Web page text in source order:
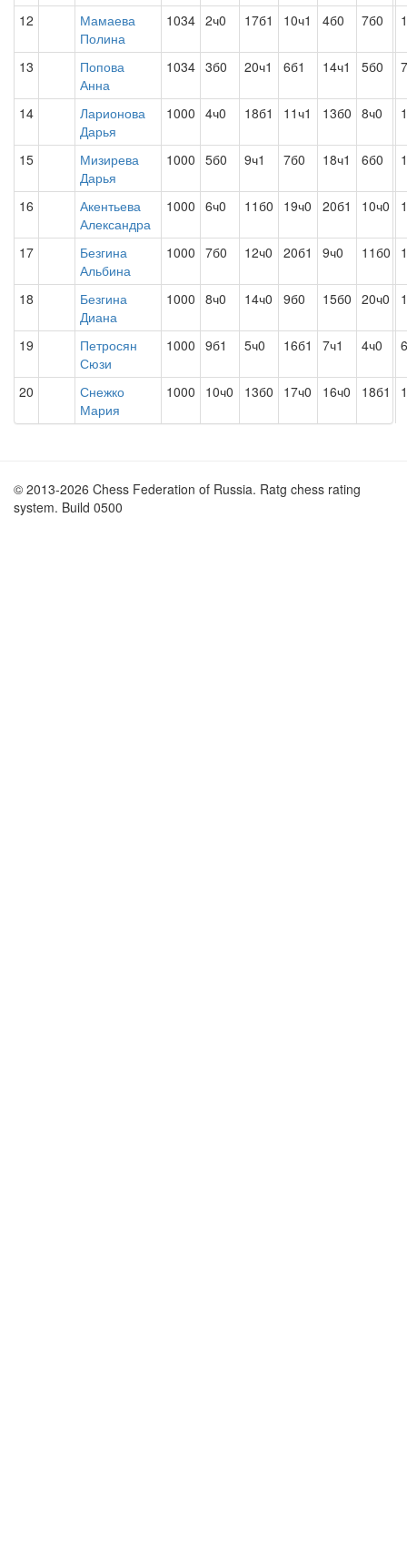
12
Мамаева
Полина
1034 2ч0 17б1 10ч1 4б0 7б0
13
Попова
Анна
1034 3б0 20ч1 6б1 14ч1 5б0
14
Ларионова
Дарья
1000 4ч0 18б1 11ч1 13б0 8ч0
15
Мизирева
Дарья
1000 5б0 9ч1 7б0 18ч1 6б0
16
Акентьева
Александра
1000 6ч0 11б0 19ч0 20б1 10ч0
17
Безгина
Альбина
1000 7б0 12ч0 20б1 9ч0 11б0
18
Безгина
Диана
1000 8ч0 14ч0 9б0 15б0 20ч0
19
Петросян
Сюзи
1000 9б1 5ч0 16б1 7ч1 4ч0
20
Снежко
Мария
1000 10ч0 13б0 17ч0 16ч0 18б1
© 2013-2026 Chess Federation of Russia. Ratg chess rating
system. Build 0500